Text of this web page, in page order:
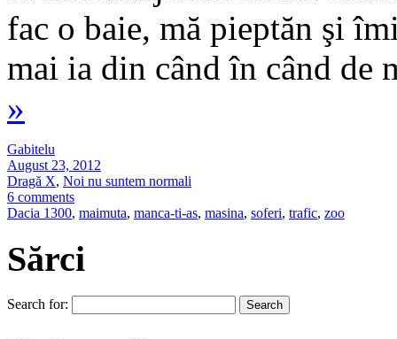
fac o baie, mă pieptăn şi
mai ia din când în când
»
Gabitelu
August 23, 2012
Dragă X, Noi nu suntem normali
6 comments
Dacia 1300, maimuta, manca-ti-as, masina, soferi, trafic, zoo
Sărci
Search for: